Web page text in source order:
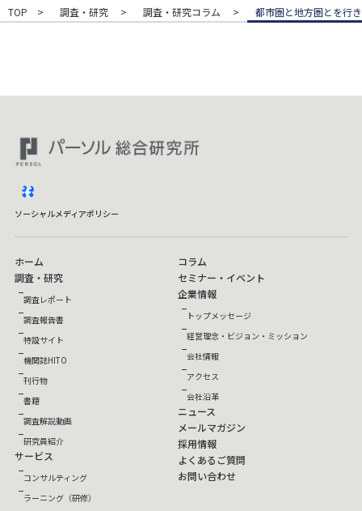
TOP 調査・研究 調査・研究コラム 都市圏と地方圏とを行
ソーシャルメディアポリシー
ホーム
調査・研究
調査レポート
調査報告書
特設サイト
機関誌HITO
刊行物
書籍
調査解説動画
研究員紹介
サービス
コンサルティング
ラーニング（研修）
コラム
セミナー・イベント
企業情報
トップメッセージ
経営理念・ビジョン・ミッション
会社情報
アクセス
会社沿革
ニュース
メールマガジン
採用情報
よくあるご質問
お問い合わせ